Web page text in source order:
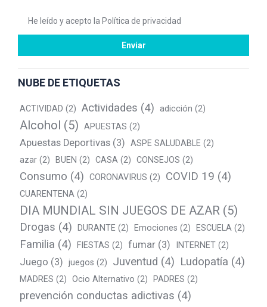
He leído y acepto la Política de privacidad
NUBE DE ETIQUETAS
ACTIVIDAD (2) Actividades (4) adicción (2)
Alcohol (5) APUESTAS (2)
Apuestas Deportivas (3) ASPE SALUDABLE (2)
azar (2) BUEN (2) CASA (2) CONSEJOS (2)
Consumo (4) CORONAVIRUS (2) COVID 19 (4)
CUARENTENA (2)
DIA MUNDIAL SIN JUEGOS DE AZAR (5)
Drogas (4) DURANTE (2) Emociones (2) ESCUELA (2)
Familia (4) FIESTAS (2) fumar (3) INTERNET (2)
Juego (3) juegos (2) Juventud (4) Ludopatía (4)
MADRES (2) Ocio Alternativo (2) PADRES (2)
prevención conductas adictivas (4)